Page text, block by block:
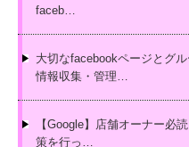
faceb…
大切なfacebookページとグ
情報収集・管理…
【Google】店舗オーナー必
策を行っ…